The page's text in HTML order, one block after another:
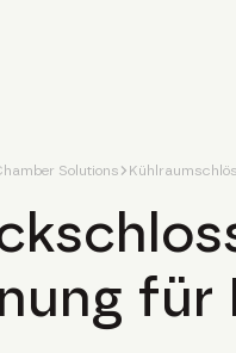
Solutions
für